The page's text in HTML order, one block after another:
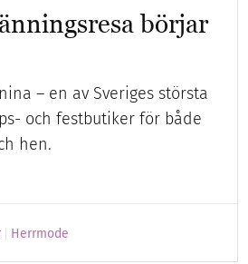
börjar
– en av Sveriges största
och festbutiker för både
hen.
Herrmode